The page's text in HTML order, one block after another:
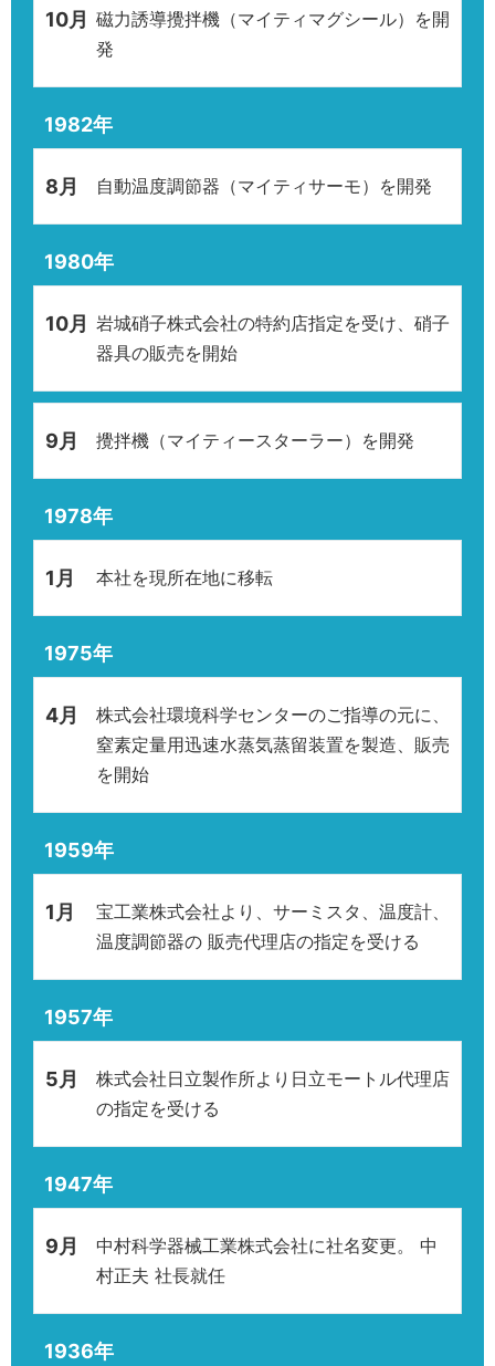
10月 磁力誘導攪拌機（マイティマグシール）を開
発
1982年
8月 自動温度調節器（マイティサーモ）を開発
1980年
10月 岩城硝子株式会社の特約店指定を受け、硝子
器具の販売を開始
9月 攪拌機（マイティースターラー）を開発
1978年
1月 本社を現所在地に移転
1975年
4月
株式会社環境科学センターのご指導の元に、
窒素定量用迅速水蒸気蒸留装置を製造、販売
を開始
1959年
1月
宝工業株式会社より、サーミスタ、温度計、
温度調節器の 販売代理店の指定を受ける
1957年
5月
株式会社日立製作所より日立モートル代理店
の指定を受ける
1947年
9月
中村科学器械工業株式会社に社名変更。 中
村正夫 社長就任
1936年